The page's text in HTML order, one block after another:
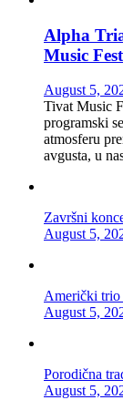
Alpha
Music
August 5,
Tivat Music
programski
atmosferu
avgusta, u
Završni
August 5,
Američki
August 5,
Porodična
August 5,